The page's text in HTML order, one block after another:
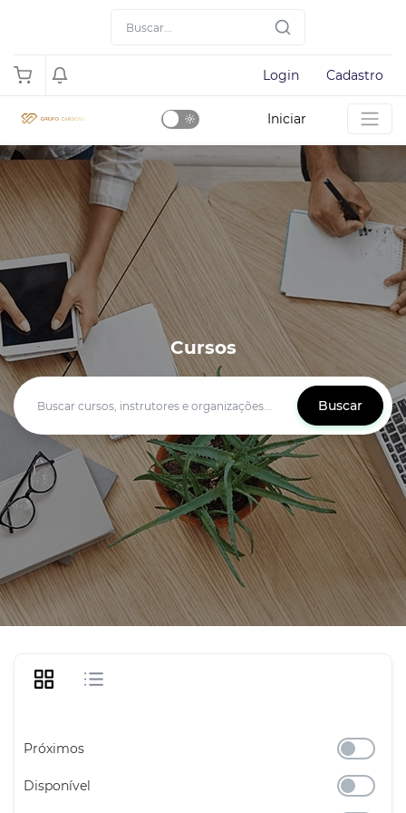
Login Cadastro
Iniciar
Cursos
Buscar
Próximos
Disponível